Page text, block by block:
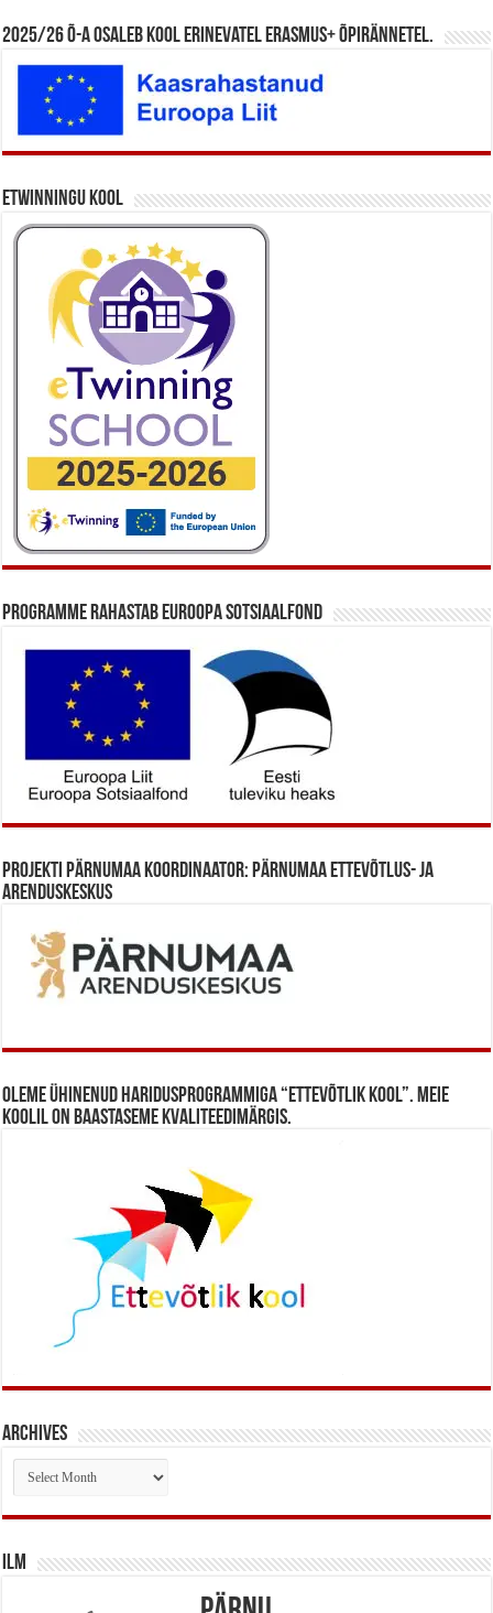
2025/26 õ-a osaleb kool erinevatel Erasmus+ õpirännetel.
eTwinningu kool
Programme rahastab Euroopa Sotsiaalfond
Projekti Pärnumaa koordinaator: Pärnumaa Ettevõtlus- ja
Arenduskeskus
Oleme ühinenud haridusprogrammiga “Ettevõtlik Kool”. Meie
koolil on baastaseme kvaliteedimärgis.
Archives
Archives
Ilm